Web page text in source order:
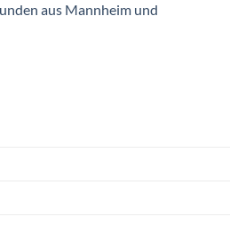
aus Mannheim und